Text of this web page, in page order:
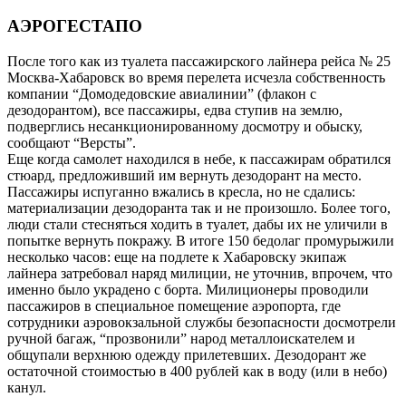
АЭРОГЕСТАПО
После того как из туалета пассажирского лайнера рейса № 25
Москва-Хабаровск во время перелета исчезла собственность
компании “Домодедовские авиалинии” (флакон с
дезодорантом), все пассажиры, едва ступив на землю,
подверглись несанкционированному досмотру и обыску,
сообщают “Версты”.
Еще когда самолет находился в небе, к пассажирам обратился
стюард, предложивший им вернуть дезодорант на место.
Пассажиры испуганно вжались в кресла, но не сдались:
материализации дезодоранта так и не произошло. Более того,
люди стали стесняться ходить в туалет, дабы их не уличили в
попытке вернуть покражу. В итоге 150 бедолаг промурыжили
несколько часов: еще на подлете к Хабаровску экипаж
лайнера затребовал наряд милиции, не уточнив, впрочем, что
именно было украдено с борта. Милиционеры проводили
пассажиров в специальное помещение аэропорта, где
сотрудники аэровокзальной службы безопасности досмотрели
ручной багаж, “прозвонили” народ металлоискателем и
общупали верхнюю одежду прилетевших. Дезодорант же
остаточной стоимостью в 400 рублей как в воду (или в небо)
канул.